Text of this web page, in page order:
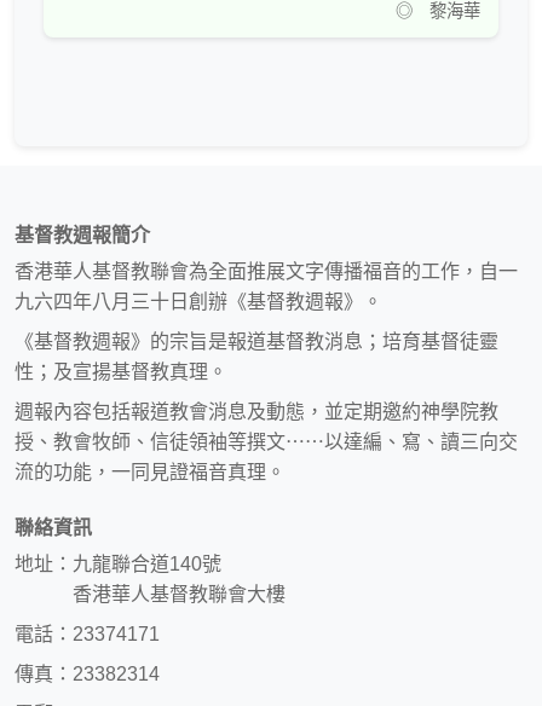
◎ 黎海華
基督教週報簡介
香港華人基督教聯會為全面推展文字傳播福音的工作，自一
九六四年八月三十日創辦《基督教週報》。
《基督教週報》的宗旨是報道基督教消息；培育基督徒靈
性；及宣揚基督教真理。
週報內容包括報道教會消息及動態，並定期邀約神學院教
授、教會牧師、信徒領袖等撰文⋯⋯以達編、寫、讀三向交
流的功能，一同見證福音真理。
聯絡資訊
地址：九龍聯合道140號
香港華人基督教聯會大樓
電話：23374171
傳真：23382314